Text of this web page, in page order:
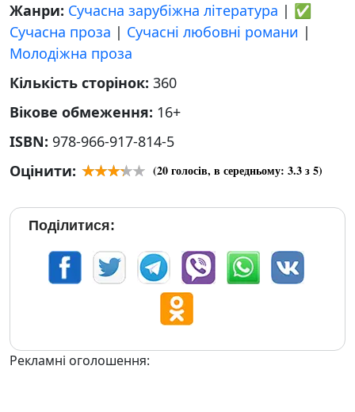
Жанри: Сучасна зарубіжна література | ✅
Сучасна проза | Сучасні любовні романи |
Молодіжна проза
Кількість сторінок: 360
Вікове обмеження: 16+
ISBN: 978-966-917-814-5
Оцінити:
(20голосів, в середньому: 3.3з 5)
Поділитися:
Рекламні оголошення: